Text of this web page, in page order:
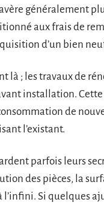
généralement
aux frais de
d’un bien
là ; les travaux de
installation. Cette
de
l’existant.
parfois leurs
des pièces, la
Si quelques